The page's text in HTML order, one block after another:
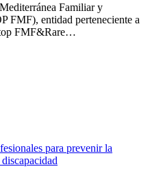
Familiar y
FMF), entidad perteneciente a
FMF&Rare…
para prevenir la